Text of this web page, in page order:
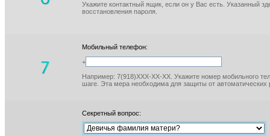
Укажите контактный ящик, если он у Вас есть. Указанный
восстановления пароля.
Мобильный телефон:
+
Например: 7(918)XXX-XX-XX. Укажите номер мобильного
шаге. Эта мера необходима для защиты от автоматических
Секретный вопрос: